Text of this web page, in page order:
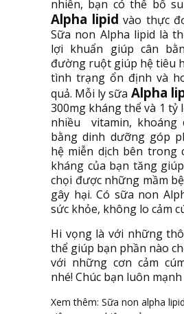
nhiên, bạn có thể bổ
Alpha lipid vào thực
Sữa non Alpha lipid là
lợi khuẩn giúp cân
đường ruột giúp hệ tiêu
tình trạng ổn định và
quả. Mỗi ly sữa Alpha
300mg kháng thể và 1 tỷ
nhiều vitamin, khoáng
bằng dinh dưỡng góp
hệ miễn dịch bên trong
kháng của bạn tăng
chọi được những mầm
gây hại. Có sữa non
sức khỏe, không lo cảm
Hi vọng là với những
thể giúp bạn phần nào
với những cơn cảm
nhé! Chúc bạn luôn
Xem thêm: Sữa non alpha